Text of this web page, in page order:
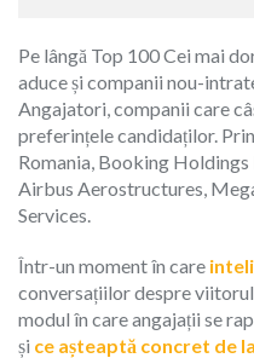
Pe lângă Top 100 Cei mai
aduce și companii nou-
Angajatori, companii care
preferințele candidaților.
Romania, Booking Holdings
Airbus Aerostructures,
Services.
Într-un moment în care
conversațiilor despre
modul în care angajații se
și ce așteaptă concret de